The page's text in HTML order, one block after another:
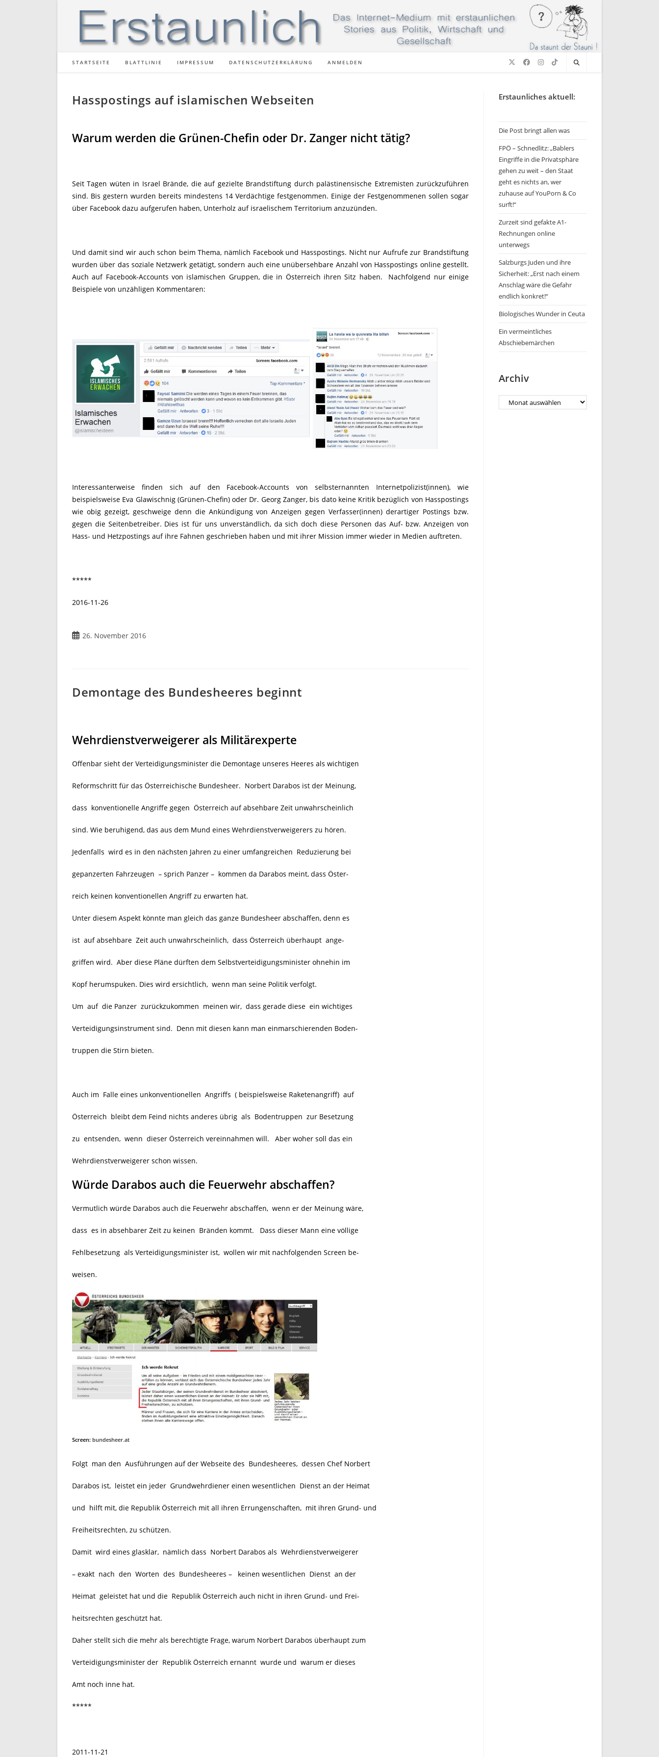
STARTSEITE BLATTLINIE IMPRESSUM DATENSCHUTZERKLÄRUNG ANMELDEN
Hasspostings auf islamischen Webseiten
Warum werden die Grünen-Chefin oder Dr. Zanger nicht tätig?
Seit Tagen wüten in Israel Brände, die auf gezielte Brandstiftung durch palästinensische Extremisten zurückzuführen
sind. Bis gestern wurden bereits mindestens 14 Verdächtige festgenommen. Einige der Festgenommenen sollen sogar
über Facebook dazu aufgerufen haben, Unterholz auf israelischem Territorium anzuzünden.
Und damit sind wir auch schon beim Thema, nämlich Facebook und Hasspostings. Nicht nur Aufrufe zur Brandstiftung
wurden über das soziale Netzwerk getätigt, sondern auch eine unübersehbare Anzahl von Hasspostings online gestellt.
Auch auf Facebook-Accounts von islamischen Gruppen, die in Österreich ihren Sitz haben. Nachfolgend nur einige
Beispiele von unzähligen Kommentaren:
Interessanterweise finden sich auf den Facebook-Accounts von selbsternannten Internetpolizist(innen), wie
beispielsweise Eva Glawischnig (Grünen-Chefin) oder Dr. Georg Zanger, bis dato keine Kritik bezüglich von Hasspostings
wie obig gezeigt, geschweige denn die Ankündigung von Anzeigen gegen Verfasser(innen) derartiger Postings bzw.
gegen die Seitenbetreiber. Dies ist für uns unverständlich, da sich doch diese Personen das Auf- bzw. Anzeigen von
Hass- und Hetzpostings auf ihre Fahnen geschrieben haben und mit ihrer Mission immer wieder in Medien auftreten.
*****
2016-11-26
Beitrag
26. November 2016
Demontage des Bundesheeres beginnt
Wehrdienstverweigerer als Militärexperte
Offenbar sieht der Verteidigungsminister die Demontage unseres Heeres als wichtigen
Reformschritt für das Österreichische Bundesheer. Norbert Darabos ist der Meinung,
dass konventionelle Angriffe gegen Österreich auf absehbare Zeit unwahrscheinlich
sind. Wie beruhigend, das aus dem Mund eines Wehrdienstverweigerers zu hören.
Jedenfalls wird es in den nächsten Jahren zu einer umfangreichen Reduzierung bei
gepanzerten Fahrzeugen – sprich Panzer – kommen da Darabos meint, dass Öster-
reich keinen konventionellen Angriff zu erwarten hat.
Unter diesem Aspekt könnte man gleich das ganze Bundesheer abschaffen, denn es
ist auf absehbare Zeit auch unwahrscheinlich, dass Österreich überhaupt ange-
griffen wird. Aber diese Pläne dürften dem Selbstverteidigungsminister ohnehin im
Kopf herumspuken. Dies wird ersichtlich, wenn man seine Politik verfolgt.
Um auf die Panzer zurückzukommen meinen wir, dass gerade diese ein wichtiges
Verteidigungsinstrument sind. Denn mit diesen kann man einmarschierenden Boden-
truppen die Stirn bieten.
Auch im Falle eines unkonventionellen Angriffs ( beispielsweise Raketenangriff) auf
Österreich bleibt dem Feind nichts anderes übrig als Bodentruppen zur Besetzung
zu entsenden, wenn dieser Österreich vereinnahmen will. Aber woher soll das ein
Wehrdienstverweigerer schon wissen.
Würde Darabos auch die Feuerwehr abschaffen?
Vermutlich würde Darabos auch die Feuerwehr abschaffen, wenn er der Meinung wäre,
dass es in absehbarer Zeit zu keinen Bränden kommt. Dass dieser Mann eine völlige
Fehlbesetzung als Verteidigungsminister ist, wollen wir mit nachfolgenden Screen be-
weisen.
Screen: bundesheer.at
Folgt man den Ausführungen auf der Webseite des Bundesheeres, dessen Chef Norbert
Darabos ist, leistet ein jeder Grundwehrdiener einen wesentlichen Dienst an der Heimat
und hilft mit, die Republik Österreich mit all ihren Errungenschaften, mit ihren Grund- und
Freiheitsrechten, zu schützen.
Damit wird eines glasklar, nämlich dass Norbert Darabos als Wehrdienstverweigerer
– exakt nach den Worten des Bundesheeres – keinen wesentlichen Dienst an der
Heimat geleistet hat und die Republik Österreich auch nicht in ihren Grund- und Frei-
heitsrechten geschützt hat.
Daher stellt sich die mehr als berechtigte Frage, warum Norbert Darabos überhaupt zum
Verteidigungsminister der Republik Österreich ernannt wurde und warum er dieses
Amt noch inne hat.
*****
2011-11-21
Erstaunliches aktuell:
Die Post bringt allen was
FPÖ – Schnedlitz: „Bablers
Eingriffe in die Privatsphäre
gehen zu weit – den Staat
geht es nichts an, wer
zuhause auf YouPorn & Co
surft!“
Zurzeit sind gefakte A1-
Rechnungen online
unterwegs
Salzburgs Juden und ihre
Sicherheit: „Erst nach einem
Anschlag wäre die Gefahr
endlich konkret!“
Biologisches Wunder in Ceuta
Ein vermeintliches
Abschiebemärchen
Archiv
Archiv